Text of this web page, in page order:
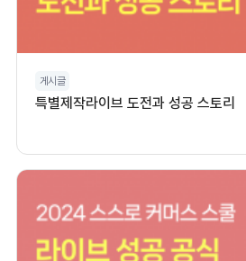
게시글
특별제작라이브 도전과 성공 스토리